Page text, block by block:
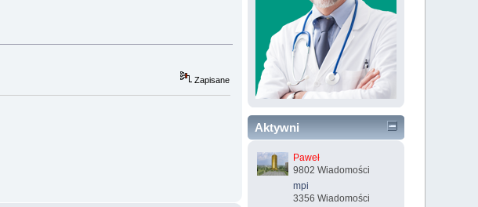
Zapisane
Aktywni
Paweł
9802 Wiadomości
mpi
3356 Wiadomości